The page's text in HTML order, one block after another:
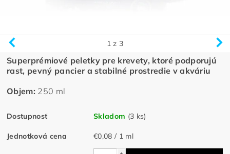
1 z 3
Superprémiové peletky pre krevety, ktoré podporujú
rast, pevný pancier a stabilné prostredie v akváriu
Objem: 250 ml
Dostupnosť Skladom (3 ks)
Jednotková cena €0,08 / 1 ml